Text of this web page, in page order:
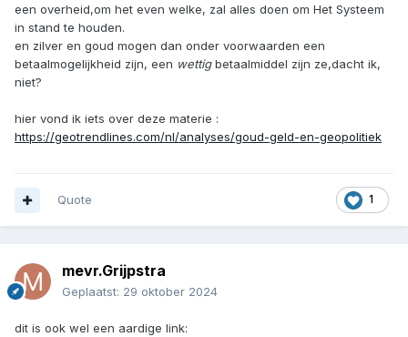
een overheid,om het even welke, zal alles doen om Het Systeem
in stand te houden.
en zilver en goud mogen dan onder voorwaarden een
betaalmogelijkheid zijn, een wettigbetaalmiddel zijn ze,dacht ik,
niet?
hier vond ik iets over deze materie :
https://geotrendlines.com/nl/analyses/goud-geld-en-geopolitiek
1
Quote
mevr.Grijpstra
Geplaatst: 29 oktober 2024
dit is ook wel een aardige link: